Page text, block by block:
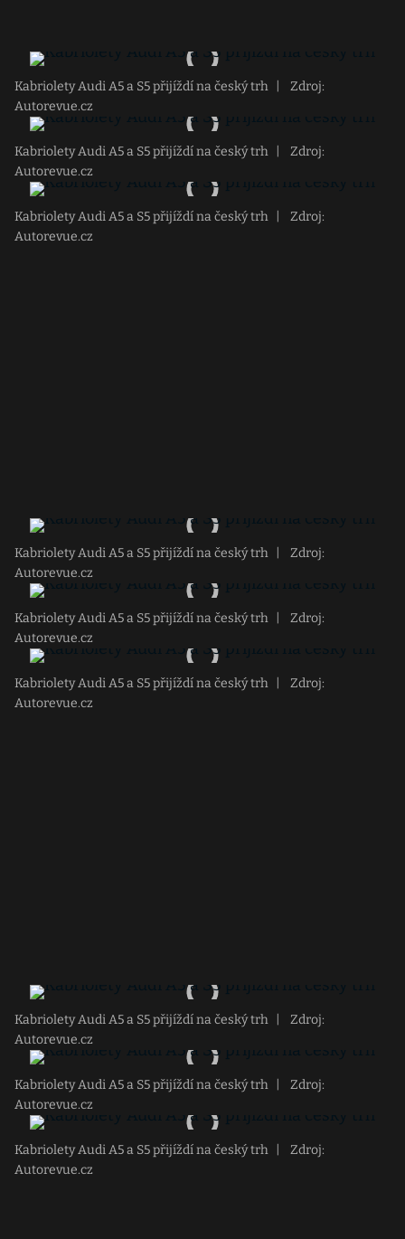
Kabriolety Audi A5 a S5 přijíždí na český trh
Zdroj:
Autorevue.cz
Kabriolety Audi A5 a S5 přijíždí na český trh
Zdroj:
Autorevue.cz
Kabriolety Audi A5 a S5 přijíždí na český trh
Zdroj:
Autorevue.cz
Kabriolety Audi A5 a S5 přijíždí na český trh
Zdroj:
Autorevue.cz
Kabriolety Audi A5 a S5 přijíždí na český trh
Zdroj:
Autorevue.cz
Kabriolety Audi A5 a S5 přijíždí na český trh
Zdroj:
Autorevue.cz
Kabriolety Audi A5 a S5 přijíždí na český trh
Zdroj:
Autorevue.cz
Kabriolety Audi A5 a S5 přijíždí na český trh
Zdroj:
Autorevue.cz
Kabriolety Audi A5 a S5 přijíždí na český trh
Zdroj:
Autorevue.cz